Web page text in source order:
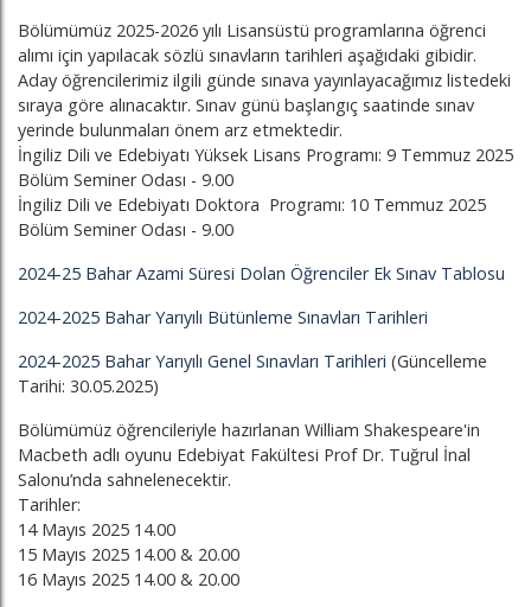
Bölümümüz 2025-2026 yılı Lisansüstü programlarına öğrenci
alımı için yapılacak sözlü sınavların tarihleri aşağıdaki gibidir.
Aday öğrencilerimiz ilgili günde sınava yayınlayacağımız listedeki
sıraya göre alınacaktır. Sınav günü başlangıç saatinde sınav
yerinde bulunmaları önem arz etmektedir.
İngiliz Dili ve Edebiyatı Yüksek Lisans Programı: 9 Temmuz 2025
Bölüm Seminer Odası - 9.00
İngiliz Dili ve Edebiyatı Doktora Programı: 10 Temmuz 2025
Bölüm Seminer Odası - 9.00
2024-25 Bahar Azami Süresi Dolan Öğrenciler Ek Sınav Tablosu
2024-2025 Bahar Yarıyılı Bütünleme Sınavları Tarihleri
2024-2025 Bahar Yarıyılı Genel Sınavları Tarihleri (Güncelleme
Tarihi: 30.05.2025)
Bölümümüz öğrencileriyle hazırlanan William Shakespeare'in
Macbeth adlı oyunu Edebiyat Fakültesi Prof Dr. Tuğrul İnal
Salonu’nda sahnelenecektir.
Tarihler:
14 Mayıs 2025 14.00
15 Mayıs 2025 14.00 & 20.00
16 Mayıs 2025 14.00 & 20.00